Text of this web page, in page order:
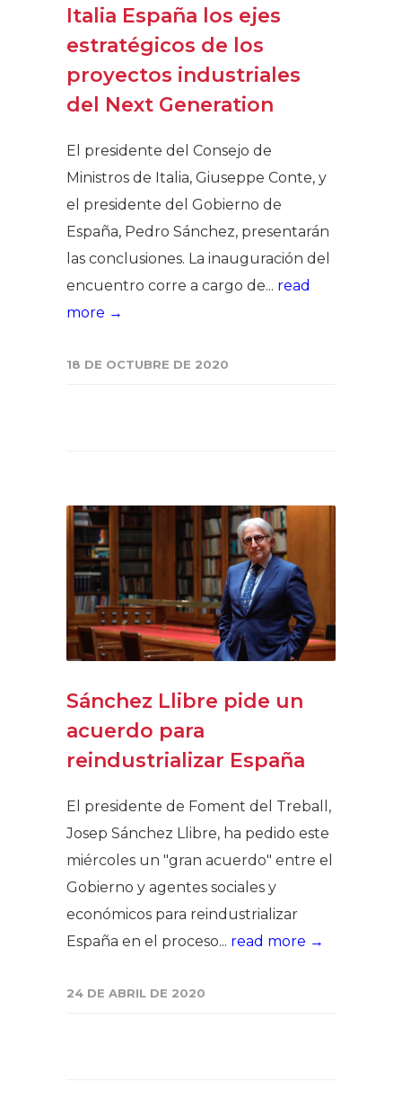
Italia España los ejes
estratégicos de los
proyectos industriales
del Next Generation
El presidente del Consejo de
Ministros de Italia, Giuseppe Conte, y
el presidente del Gobierno de
España, Pedro Sánchez, presentarán
las conclusiones. La inauguración del
encuentro corre a cargo de... read
more →
18 DE OCTUBRE DE 2020
Sánchez Llibre pide un
acuerdo para
reindustrializar España
El presidente de Foment del Treball,
Josep Sánchez Llibre, ha pedido este
miércoles un "gran acuerdo" entre el
Gobierno y agentes sociales y
económicos para reindustrializar
España en el proceso... read more →
24 DE ABRIL DE 2020